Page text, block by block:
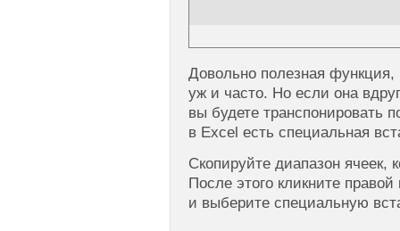
Довольно полезная функция,
уж и часто. Но если она
вы будете транспонировать
в Excel есть специальная
Скопируйте диапазон ячеек,
После этого кликните
и выберите специальную